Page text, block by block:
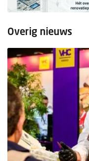
Overig nieuws